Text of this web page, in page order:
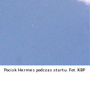
Pocisk Hermes podczas startu. Fot. KBP